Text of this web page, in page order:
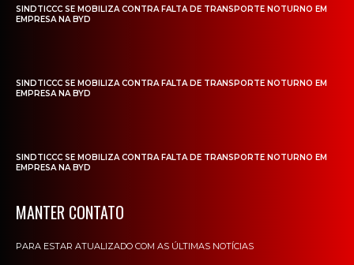
SINDTICCC SE MOBILIZA CONTRA FALTA DE TRANSPORTE NOTURNO EM
EMPRESA NA BYD
SINDTICCC SE MOBILIZA CONTRA FALTA DE TRANSPORTE NOTURNO EM
EMPRESA NA BYD
SINDTICCC SE MOBILIZA CONTRA FALTA DE TRANSPORTE NOTURNO EM
EMPRESA NA BYD
MANTER CONTATO
PARA ESTAR ATUALIZADO COM AS ÚLTIMAS NOTÍCIAS